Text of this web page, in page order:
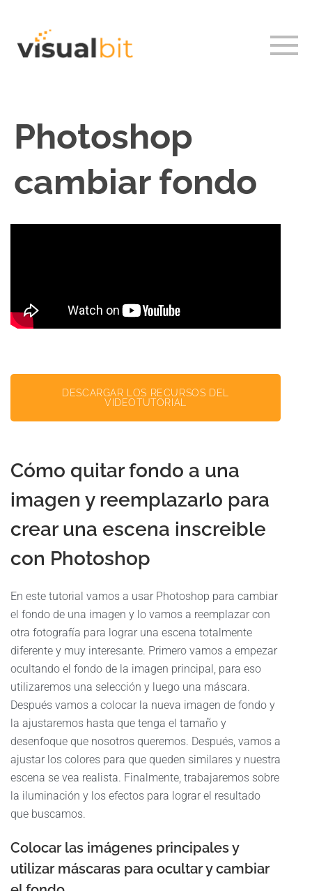
Photoshop
cambiar fondo
DESCARGAR LOS RECURSOS DEL
VIDEOTUTORIAL
Cómo quitar fondo a una
imagen y reemplazarlo para
crear una escena inscreible
con Photoshop
En este tutorial vamos a usar Photoshop para cambiar
el fondo de una imagen y lo vamos a reemplazar con
otra fotografía para lograr una escena totalmente
diferente y muy interesante. Primero vamos a empezar
ocultando el fondo de la imagen principal, para eso
utilizaremos una selección y luego una máscara.
Después vamos a colocar la nueva imagen de fondo y
la ajustaremos hasta que tenga el tamaño y
desenfoque que nosotros queremos. Después, vamos a
ajustar los colores para que queden similares y nuestra
escena se vea realista. Finalmente, trabajaremos sobre
la iluminación y los efectos para lograr el resultado
que buscamos.
Colocar las imágenes principales y
utilizar máscaras para ocultar y cambiar